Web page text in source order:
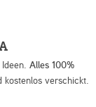
Alles 100%
kostenlos verschickt.